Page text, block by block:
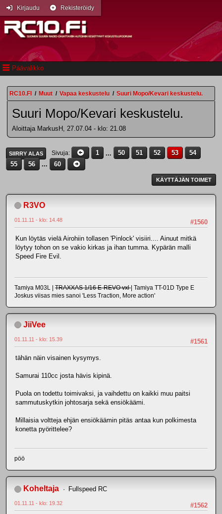
Päävalikko
Kirjaudu Rekisteröidy
RC10.FI / Muut / Vapaa keskustelu / Suuri Mopo/Kevari keskustelu.
Suuri Mopo/Kevari keskustelu.
Aloittaja MarkusH, 27.07.04 - klo: 21.08
SIIRRY ALAS Sivuja 1 ... 50 51 52 53
54
55
56 ... 60
KÄYTTÄJÄN TOIMET
R3VO
#1560
01.11.11 - klo: 14.48
Kun löytäs vielä Airohiin tollasen 'Pinlock' visiiri.... Ainuut mitkä
löytyy tohon on se vakio kirkas ja ihan tumma. Kypärän malli
Speed Fire Evil.
Tamiya M03L | TRAXXAS 1/16 E-REVO vxl| Tamiya TT-01D Type E
Joskus viisas mies sanoi 'Less Traction, More action'
JiiVee
#1561
01.11.11 - klo: 15.39
tähän näin visainen kysymys.
Samurai 110cc josta hävis kipinä.
Puola on todettu toimivaksi, ja vaihdettu on kaikki muu paitsi
sammutuskytkin johtosarja sekä ensiökäämi.
Millaisia voltteja ehjän ensiökäämin pitäs antaa kun polkimesta
konetta pyörittelee?
pöö
Koheltaja Fullspeed RC
#1562
01.11.11 - klo: 19.32